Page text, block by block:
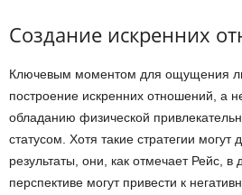
Создание искренних
Ключевым моментом для ощущения
построение искренних отношений, а
обладанию физической
статусом. Хотя такие стратегии могут
результаты, они, как отмечает Рейс, в
перспективе могут привести к